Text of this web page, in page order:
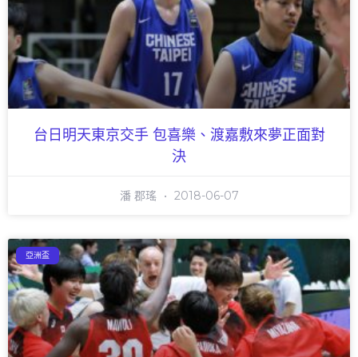
台日明天東京交手 包喜樂、渡嘉敷來夢正面對
決
潘 郡瑤 2018-06-07
亞洲盃